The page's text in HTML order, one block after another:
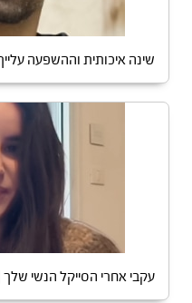
שינה איכותית וההשפעה עלייך |
עקבי אחרי הסייקל הנשי שלך